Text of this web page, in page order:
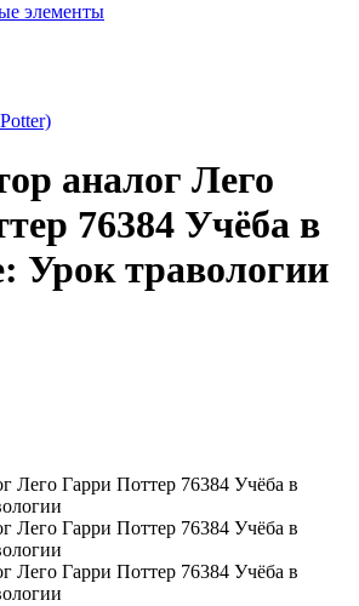
элементы
аналог Лего
76384 Учёба в
Урок травологии